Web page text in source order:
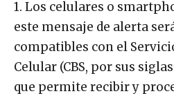
1. Los celulares o
este mensaje de alerta
compatibles con el
Celular (CBS, por sus
que permite recibir y